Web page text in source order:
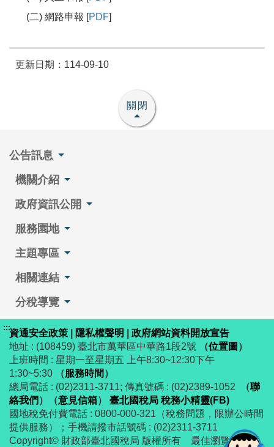
(二) 網路申報 [PDF]
更新日期：114-09-10
關閉
公告訊息
機關介紹
政府資訊公開
服務園地
主題專區
相關連結
分稅導覽
:::資通安全政策 隱私權聲明
政府網站資料開放宣告
地址 : (108459) 臺北市萬華區中華路1段2號
（位置圖 ）
上班時間 : 星期一至星期五 上午8:30~12:30下午
1:30~5:30
（服務時間 ）
總局電話 : (02)2311-3711; 傳真號碼 : (02)2389-1052
（聯
絡我們 ） （意見信箱）
臺北國稅局 稅務小精靈(FB)
國地稅免付費電話 : 0800-000-321（稅務問題，限辦公時間
提供服務）；手機請撥市話號碼 : (02)2311-3711
Copyright© 財政部臺北國稅局 版權所有 最佳瀏覽解析度